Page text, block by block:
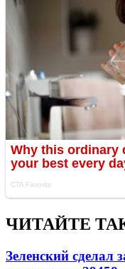
ЧИТАЙТЕ
Зеленский сделал